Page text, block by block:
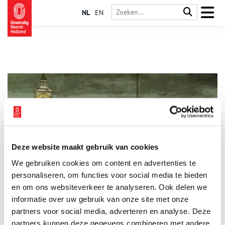
Deze website maakt gebruik van cookies
We gebruiken cookies om content en advertenties te
personaliseren, om functies voor social media te bieden
en om ons websiteverkeer te analyseren. Ook delen we
informatie over uw gebruik van onze site met onze
partners voor social media, adverteren en analyse. Deze
partners kunnen deze gegevens combineren met andere
NL EN
Fokke van der Meer (1936) is geboren en getogen in
Amsterdam en woont sinds 1963 in Noorwegen. Toen hij in
1998 met vervroegd pensioen ging wist hij precies wat hij zou
gaan doen: onderzoek naar de geschiedenis van zowel
Noorwegen als Amsterdam. Van prijsboeken had hij nog nooit
gehoord totdat er in 2006 één opdook in Trondheim. Deze
bijzondere boeken waren de beloning voor de beste leerlingen